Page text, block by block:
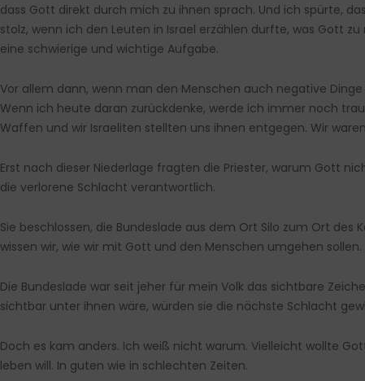
dass Gott direkt durch mich zu ihnen sprach. Und ich spürte,
stolz, wenn ich den Leuten in Israel erzählen durfte, was Gott
eine schwierige und wichtige Aufgabe.
Vor allem dann, wenn man den Menschen auch negative
Wenn ich heute daran zurückdenke, werde ich immer noch
Waffen und wir Israeliten stellten uns ihnen entgegen. Wir
Erst nach dieser Niederlage fragten die Priester, warum Gott
die verlorene Schlacht verantwortlich.
Sie beschlossen, die Bundeslade aus dem Ort Silo zum Ort
wissen wir, wie wir mit Gott und den Menschen umgehen sollen.
Die Bundeslade war seit jeher für mein Volk das sichtbare
sichtbar unter ihnen wäre, würden sie die nächste Schlacht
Doch es kam anders. Ich weiß nicht warum. Vielleicht wollte
leben will. In guten wie in schlechten Zeiten.